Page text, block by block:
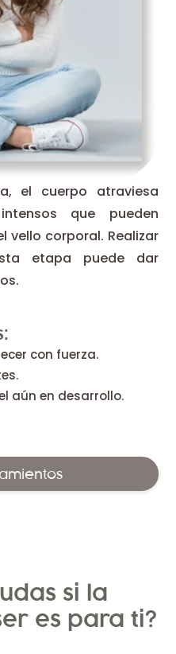
el cuerpo atraviesa
que pueden
vello corporal. Realizar
etapa puede dar
con fuerza.
aún en desarrollo.
si la
es para ti?